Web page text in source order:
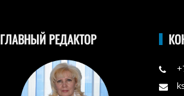
ГЛАВНЫЙ РЕДАКТОР